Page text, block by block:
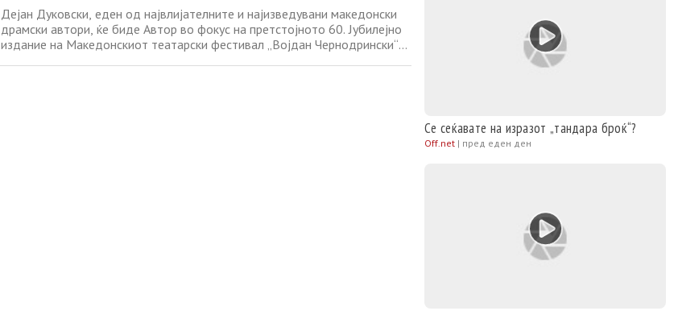
Дејан Дуковски, еден од највлијателните и најизведувани македонски
драмски автори, ќе биде Автор во фокус на претстојното 60. Јубилејно
издание на Македонскиот театарски фестивал „Војдан Чернодрински“
Се сеќавате на изразот „тандара броќ“?
Off.net | пред еден ден